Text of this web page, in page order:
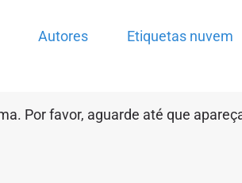
Autores Etiquetas nuvem